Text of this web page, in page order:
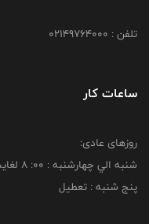
تلفن : 02149764000
ساعات کار
روزهای عادی:
شنبه الي چهارشنبه : 00: 8 لغايت 16:00
پنج شنبه : تعطیل